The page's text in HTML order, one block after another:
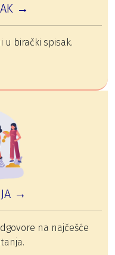
→
u birački spisak.
→
na najčešće